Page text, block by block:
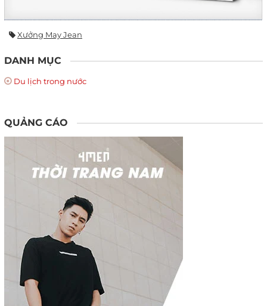
Xưởng May Jean
DANH MỤC
Du lịch trong nước
QUẢNG CÁO